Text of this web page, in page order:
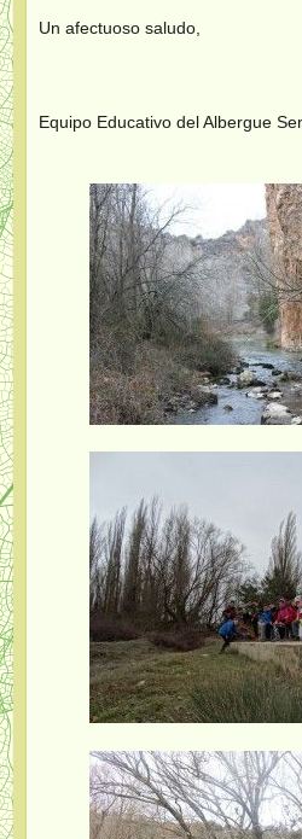
Un afectuoso saludo,
Equipo Educativo del Albergue